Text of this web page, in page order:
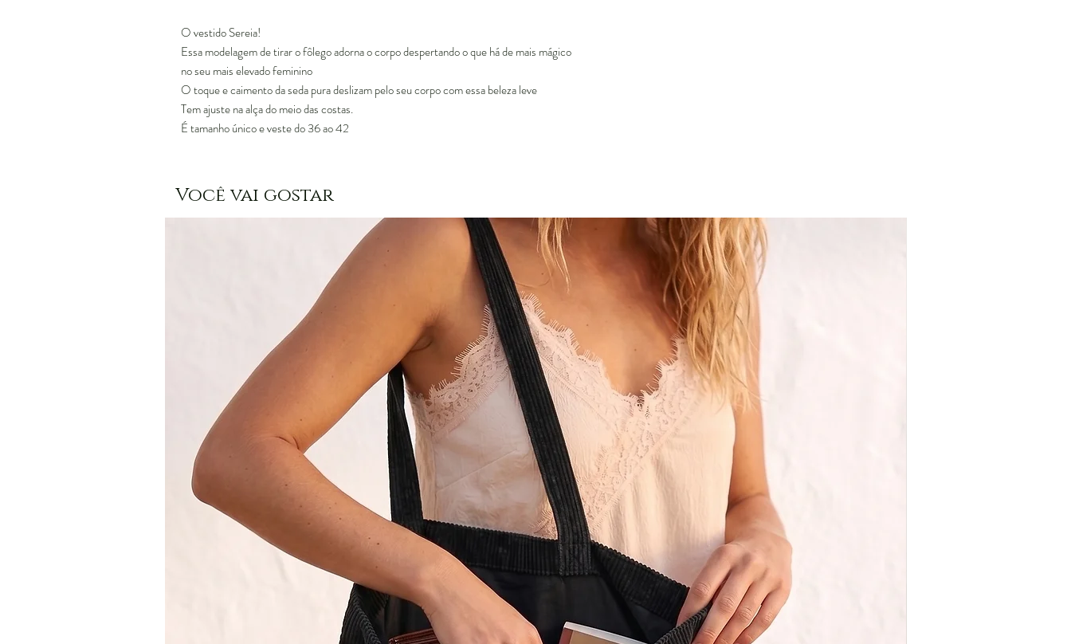
O vestido Sereia!
Essa modelagem de tirar o fôlego adorna o corpo despertando o que há de mais mágico
no seu mais elevado feminino
O toque e caimento da seda pura deslizam pelo seu corpo com essa beleza leve
Tem ajuste na alça do meio das costas.
É tamanho único e veste do 36 ao 42
Você vai gostar